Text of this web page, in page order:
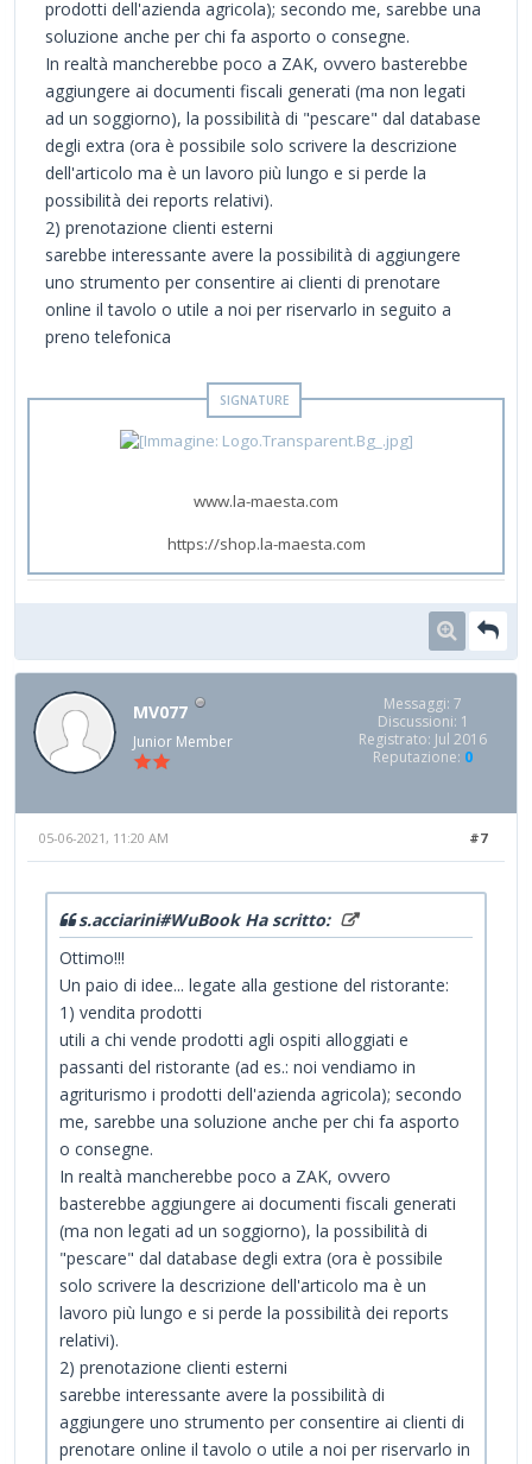
prodotti dell'azienda agricola); secondo me, sarebbe una
soluzione anche per chi fa asporto o consegne.
In realtà mancherebbe poco a ZAK, ovvero basterebbe
aggiungere ai documenti fiscali generati (ma non legati
ad un soggiorno), la possibilità di "pescare" dal database
degli extra (ora è possibile solo scrivere la descrizione
dell'articolo ma è un lavoro più lungo e si perde la
possibilità dei reports relativi).
2) prenotazione clienti esterni
sarebbe interessante avere la possibilità di aggiungere
uno strumento per consentire ai clienti di prenotare
online il tavolo o utile a noi per riservarlo in seguito a
preno telefonica
www.la-maesta.com
https://shop.la-maesta.com
MV077
Junior Member
Messaggi: 7
Discussioni: 1
Registrato: Jul 2016
Reputazione: 0
#7
05-06-2021, 11:20 AM
s.acciarini#WuBook Ha scritto:
Ottimo!!!
Un paio di idee... legate alla gestione del ristorante:
1) vendita prodotti
utili a chi vende prodotti agli ospiti alloggiati e
passanti del ristorante (ad es.: noi vendiamo in
agriturismo i prodotti dell'azienda agricola); secondo
me, sarebbe una soluzione anche per chi fa asporto
o consegne.
In realtà mancherebbe poco a ZAK, ovvero
basterebbe aggiungere ai documenti fiscali generati
(ma non legati ad un soggiorno), la possibilità di
"pescare" dal database degli extra (ora è possibile
solo scrivere la descrizione dell'articolo ma è un
lavoro più lungo e si perde la possibilità dei reports
relativi).
2) prenotazione clienti esterni
sarebbe interessante avere la possibilità di
aggiungere uno strumento per consentire ai clienti di
prenotare online il tavolo o utile a noi per riservarlo in